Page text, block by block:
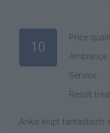
10
Price
Ambiance
Service
Result
Ankie knipt fantastisch